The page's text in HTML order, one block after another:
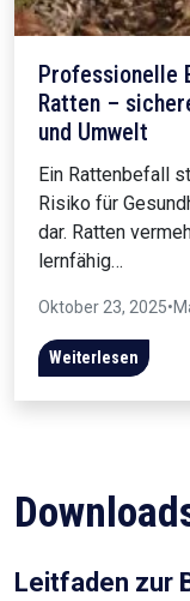
Professionelle
Ratten –
und Umwelt
Ein Rattenbefall
Risiko für
dar. Ratten
lernfähig…
Oktober 23, 2025•
Weiterlesen
Leitfaden zur